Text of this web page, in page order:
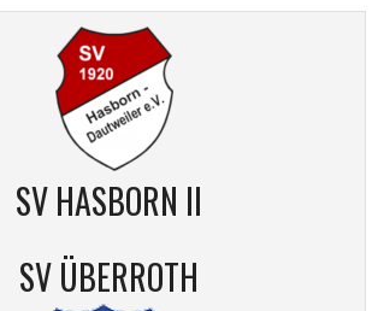
SV HASBORN II
SV ÜBERROTH